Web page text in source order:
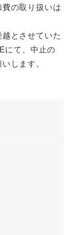
の取り扱いは
とさせていた
にて、中止の
します。